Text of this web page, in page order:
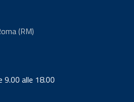
(RM)
9.00 alle 18.00